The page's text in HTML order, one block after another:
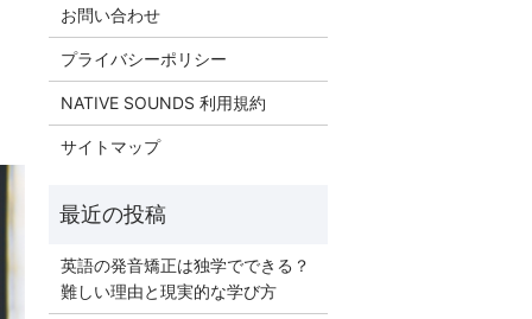
お問い合わせ
プライバシーポリシー
NATIVE SOUNDS 利用規約
サイトマップ
英語の発音矯正は独学でできる？
難しい理由と現実的な学び方